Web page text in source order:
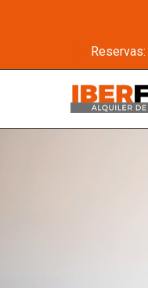
Reservas: